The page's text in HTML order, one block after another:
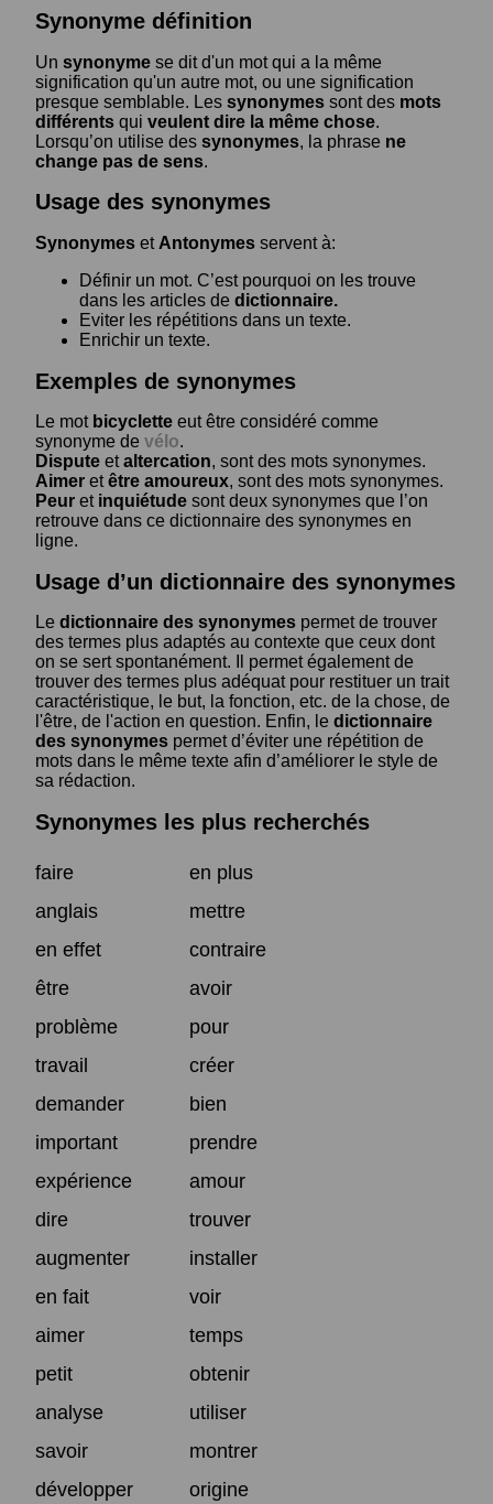
Synonyme définition
Un synonyme se dit d'un mot qui a la même
signification qu'un autre mot, ou une signification
presque semblable. Les synonymes sont des mots
différents qui veulent dire la même chose.
Lorsqu’on utilise des synonymes, la phrase ne
change pas de sens.
Usage des synonymes
Synonymes et Antonymes servent à:
Définir un mot. C’est pourquoi on les trouve
dans les articles de dictionnaire.
Eviter les répétitions dans un texte.
Enrichir un texte.
Exemples de synonymes
Le mot bicyclette eut être considéré comme
synonyme de vélo.
Dispute etaltercation, sont des mots synonymes.
Aimer etêtre amoureux, sont des mots synonymes.
Peur et inquiétude sont deux synonymes que l’on
retrouve dans ce dictionnaire des synonymes en
ligne.
Usage d’un dictionnaire des synonymes
Le dictionnaire des synonymes permet de trouver
des termes plus adaptés au contexte que ceux dont
on se sert spontanément. Il permet également de
trouver des termes plus adéquat pour restituer un trait
caractéristique, le but, la fonction, etc. de la chose, de
l'être, de l'action en question. Enfin, le dictionnaire
des synonymes permet d’éviter une répétition de
mots dans le même texte afin d’améliorer le style de
sa rédaction.
Synonymes les plus recherchés
faire
en plus
anglais
mettre
en effet
contraire
être
avoir
problème
pour
travail
créer
demander
bien
important
prendre
expérience
amour
dire
trouver
augmenter
installer
en fait
voir
aimer
temps
petit
obtenir
analyse
utiliser
savoir
montrer
développer
origine